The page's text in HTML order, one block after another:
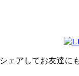
シェアしてお友達に